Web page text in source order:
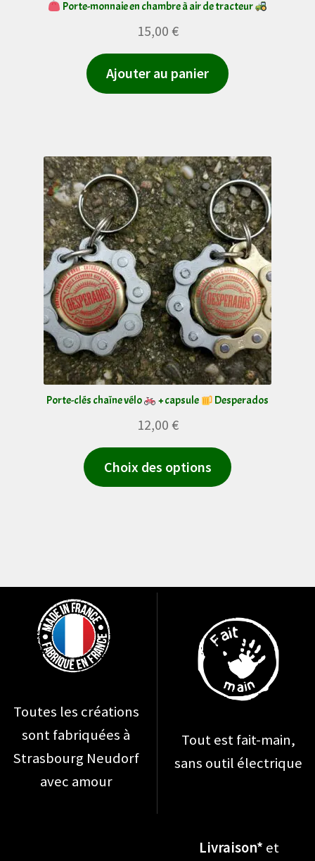
Porte-monnaie en chambre à air de tracteur
15,00 €
Ajouter au panier
Porte-clés chaîne vélo + capsule Desperados
12,00 €
Choix des options
Ce
produit
options
peuvent
être
choisies
sur
la
du
produit
Toutes les créations
sont fabriquées à
Strasbourg Neudorf
avec amour
Tout est fait-main,
sans outil électrique
Livraison* et